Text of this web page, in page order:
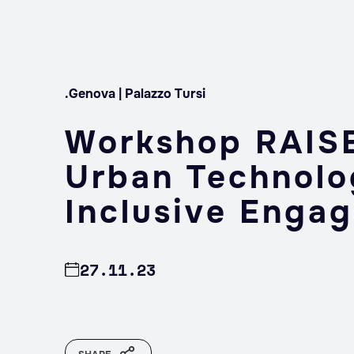
.Genova | Palazzo Tursi
Workshop
Urban
Inclusive
27.11.23